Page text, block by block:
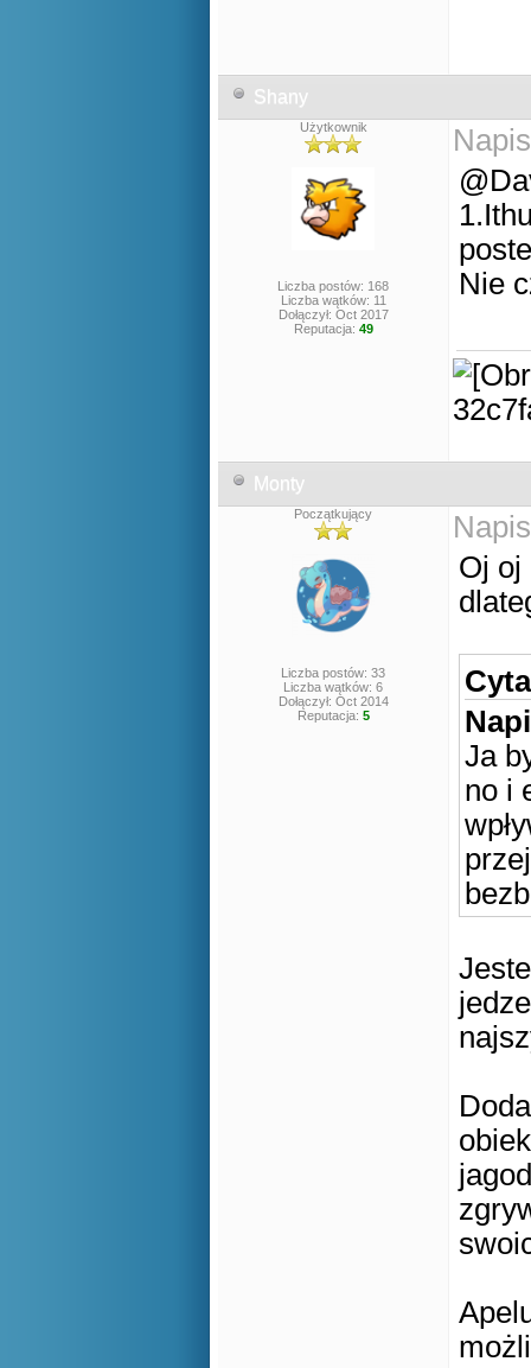
Shany
Użytkownik
Liczba postów: 168
Liczba wątków: 11
Dołączył: Oct 2017
Reputacja: 49
Nie
Monty
Początkujący
Liczba postów: 33
Liczba wątków: 6
Dołączył: Oct 2014
Reputacja: 5
Oj oj
Ja
no i